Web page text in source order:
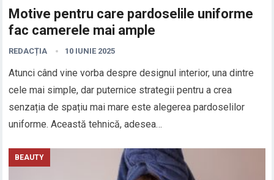
Motive pentru care pardoselile uniforme
fac camerele mai ample
REDACȚIA 10 IUNIE 2025
Atunci când vine vorba despre designul interior, una dintre
cele mai simple, dar puternice strategii pentru a crea
senzația de spațiu mai mare este alegerea pardoselilor
uniforme. Această tehnică, adesea…
BEAUTY